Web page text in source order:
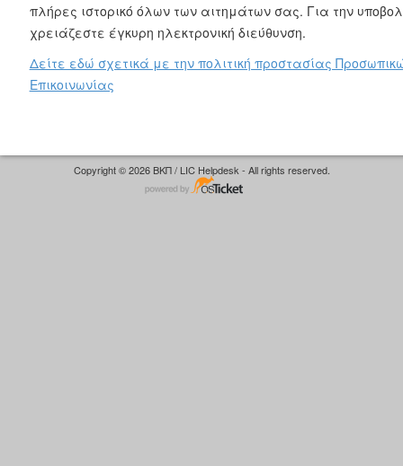
πλήρες ιστορικό όλων των αιτημάτων σας. Για την
χρειάζεστε έγκυρη ηλεκτρονική διεύθυνση.
Δείτε εδώ σχετικά με την πολιτική προστασίας
Επικοινωνίας
Copyright © 2026 ΒΚΠ / LIC Helpdesk - All rights reserved.